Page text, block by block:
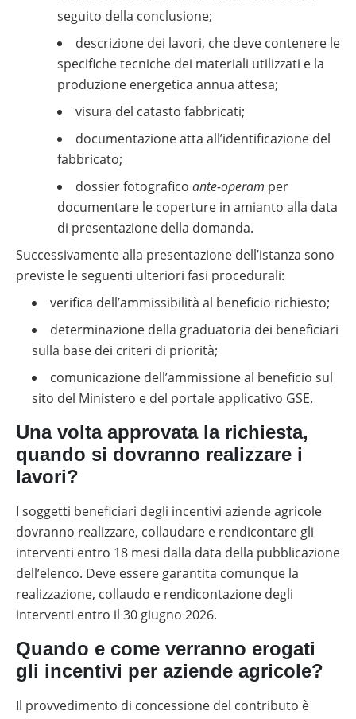
seguito della conclusione;
descrizione dei lavori, che deve contenere le
specifiche tecniche dei materiali utilizzati e la
produzione energetica annua attesa;
visura del catasto fabbricati;
documentazione atta all’identificazione del
fabbricato;
dossier fotografico ante-operam per
documentare le coperture in amianto alla data
di presentazione della domanda.
Successivamente alla presentazione dell’istanza sono
previste le seguenti ulteriori fasi procedurali:
verifica dell’ammissibilità al beneficio richiesto;
determinazione della graduatoria dei beneficiari
sulla base dei criteri di priorità;
comunicazione dell’ammissione al beneficio sul
sito del Ministero e del portale applicativo GSE.
Una volta approvata la richiesta,
quando si dovranno realizzare i
lavori?
I soggetti beneficiari degli incentivi aziende agricole
dovranno realizzare, collaudare e rendicontare gli
interventi entro 18 mesi dalla data della pubblicazione
dell’elenco. Deve essere garantita comunque la
realizzazione, collaudo e rendicontazione degli
interventi entro il 30 giugno 2026.
Quando e come verranno erogati
gli incentivi per aziende agricole?
Il provvedimento di concessione del contributo è